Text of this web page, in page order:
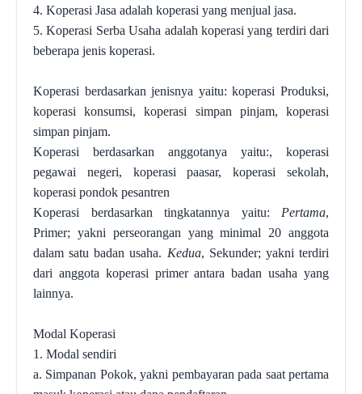
4. Koperasi Jasa adalah koperasi yang menjual jasa.
5. Koperasi Serba Usaha adalah koperasi yang terdiri dari
beberapa jenis koperasi.
Koperasi berdasarkan jenisnya yaitu:koperasi Produksi,
koperasi konsumsi, koperasi simpan pinjam,koperasi
simpan pinjam.
Koperasi berdasarkan anggotanya yaitu:, koperasi
pegawai negeri, koperasi paasar, koperasi sekolah,
koperasi pondok pesantren
Koperasi berdasarkan tingkatannya yaitu: Pertama,
Primer; yakni perseorangan yang minimal 20 anggota
dalam satu badan usaha. Kedua, Sekunder; yakni terdiri
dari anggota koperasi primer antara badan usaha yang
lainnya.
Modal Koperasi
1. Modal sendiri
a. Simpanan Pokok, yakni pembayaran pada saat pertama